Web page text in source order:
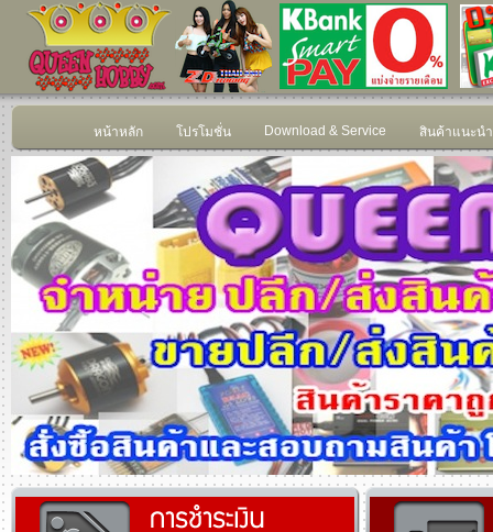
หน้าหลัก โปรโมชั่น Download & Service สินค้าแนะนำ